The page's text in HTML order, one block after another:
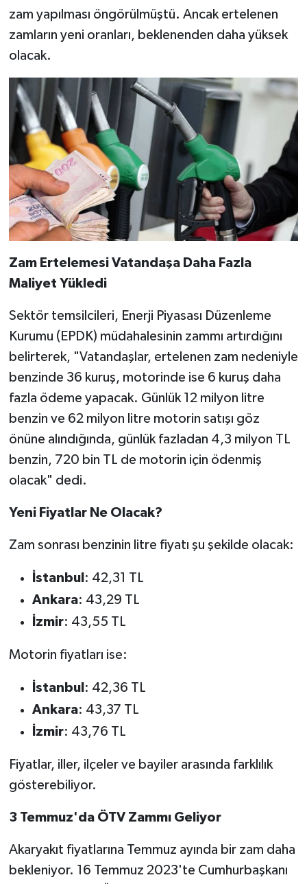
zam yapılması öngörülmüştü. Ancak ertelenen
zamların yeni oranları, beklenenden daha yüksek
olacak.
Zam Ertelemesi Vatandaşa Daha Fazla
Maliyet Yükledi
Sektör temsilcileri, Enerji Piyasası Düzenleme
Kurumu (EPDK) müdahalesinin zammı artırdığını
belirterek, "Vatandaşlar, ertelenen zam nedeniyle
benzinde 36 kuruş, motorinde ise 6 kuruş daha
fazla ödeme yapacak. Günlük 12 milyon litre
benzin ve 62 milyon litre motorin satışı göz
önüne alındığında, günlük fazladan 4,3 milyon TL
benzin, 720 bin TL de motorin için ödenmiş
olacak" dedi.
Yeni Fiyatlar Ne Olacak?
Zam sonrası benzinin litre fiyatı şu şekilde olacak:
İstanbul : 42,31 TL
Ankara: 43,29 TL
İzmir: 43,55 TL
Motorin fiyatları ise:
İstanbul : 42,36 TL
Ankara: 43,37 TL
İzmir: 43,76 TL
Fiyatlar, iller, ilçeler ve bayiler arasında farklılık
gösterebiliyor.
3 Temmuz'da ÖTV Zammı Geliyor
Akaryakıt fiyatlarına Temmuz ayında bir zam daha
bekleniyor. 16 Temmuz 2023'te Cumhurbaşkanı
ÜÇÜNCÜ SAYFA
BİLİMNET
Yemek
SİVİL TOPLUM
SEÇİM 2014
KİM KİMDİR
ÇEK GÖNDER
HEDEF2020
OTOMOBİL
MİZAH
TARİH
Politika
YEREL
ASAYİŞ
SEÇİM 2015
ÇEVRE
BİLİM VE TEKNOLOJİ
YARIŞMALAR